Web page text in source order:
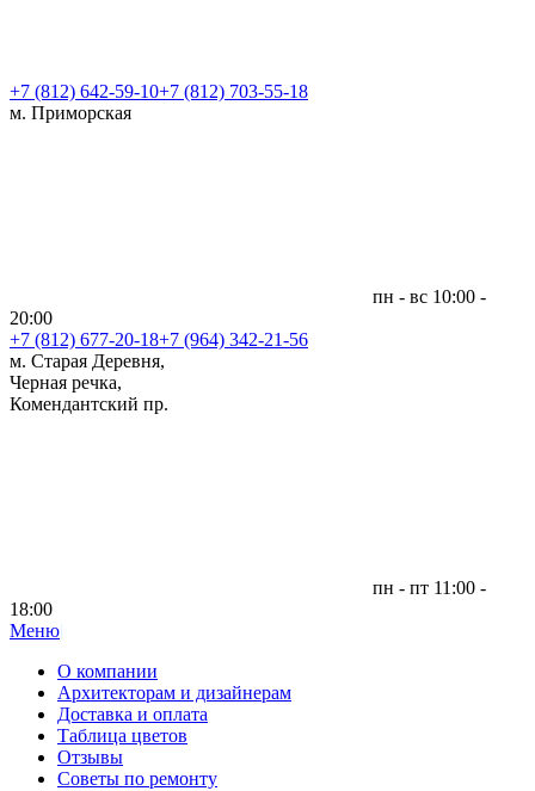
+7 (812) 642-59-10+7 (812) 703-55-18
м. Приморская
пн - вс 10:00 -
20:00
+7 (812) 677-20-18+7 (964) 342-21-56
м. Старая Деревня,
Черная речка,
Комендантский пр.
пн - пт 11:00 -
18:00
Меню|
О компании
Архитекторам и дизайнерам
Доставка и оплата
Таблица цветов
Отзывы
Советы по ремонту